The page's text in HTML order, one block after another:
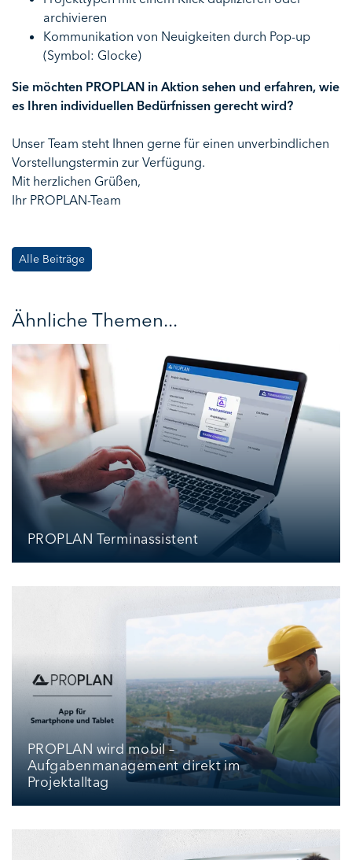
archivieren
Kommunikation von Neuigkeiten durch Pop-up
(Symbol: Glocke)
Sie möchten PROPLAN in Aktion sehen und erfahren, wie
es Ihren individuellen Bedürfnissen gerecht wird?
Unser Team steht Ihnen gerne für einen unverbindlichen
Vorstellungstermin zur Verfügung.
Mit herzlichen Grüßen,
Ihr PROPLAN-Team
Alle Beiträge
Ähnliche Themen...
PROPLAN Terminassistent
PROPLAN wird mobil –
Aufgabenmanagement direkt im
Projektalltag